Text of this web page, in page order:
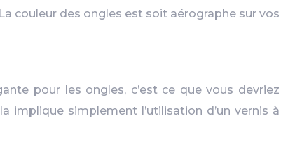
couleur des ongles est soit aérographe sur vos
pour les ongles, c’est ce que vous devriez
implique simplement l’utilisation d’un vernis à